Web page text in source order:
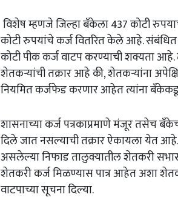
विशेष म्हणजे जिल्हा बँकेला 437 कोटी
कोटी रुपयांचे कर्ज वितरित केले आहे.
कोटी पीक कर्ज वाटप करण्याची शक्यता
शेतकऱ्यांची तक्रार आहे की, शेतकऱ्यांना
नियमित कर्जफेड करणार आहेत त्यांना
शासनाच्या कर्ज पत्रकाप्रमाणे मंजूर तसेच
दिले जात नसल्याची तक्रार ऐकायला येत
असलेल्या निफाड तालुक्यातील शेतकरी
शेतकरी कर्ज मिळण्यास पात्र आहेत अशा
वाटपाच्या सूचना दिल्या.